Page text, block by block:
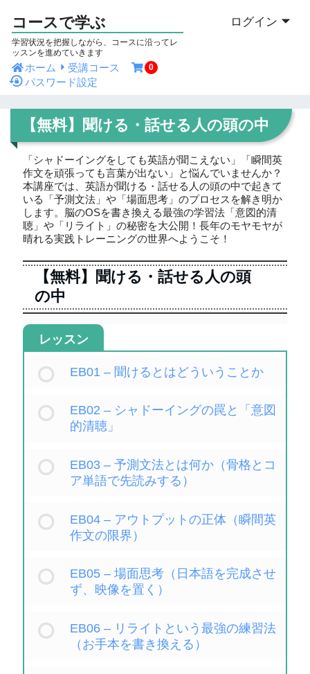
コースで学ぶ
学習状況を把握しながら、コースに沿ってレ
ッスンを進めていきます
ホーム 受講コース 0
パスワード設定
ログイン
【無料】聞ける・話せる人の頭の中
「シャドーイングをしても英語が聞こえない」「瞬間英
作文を頑張っても言葉が出ない」と悩んでいませんか？
本講座では、英語が聞ける・話せる人の頭の中で起きて
いる「予測文法」や「場面思考」のプロセスを解き明か
します。脳のOSを書き換える最強の学習法「意図的清
聴」や「リライト」の秘密を大公開！長年のモヤモヤが
晴れる実践トレーニングの世界へようこそ！
【無料】聞ける・話せる人の頭
の中
レッスン
EB01 – 聞けるとはどういうことか
EB02 – シャドーイングの罠と「意図
的清聴」
EB03 – 予測文法とは何か（骨格とコ
ア単語で先読みする）
EB04 – アウトプットの正体（瞬間英
作文の限界）
EB05 – 場面思考（日本語を完成させ
ず、映像を置く）
EB06 – リライトという最強の練習法
（お手本を書き換える）